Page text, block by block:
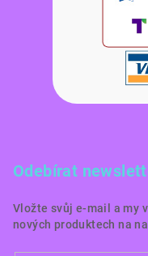
Odebírat
Vložte svůj e-mail a my
nových produktech na